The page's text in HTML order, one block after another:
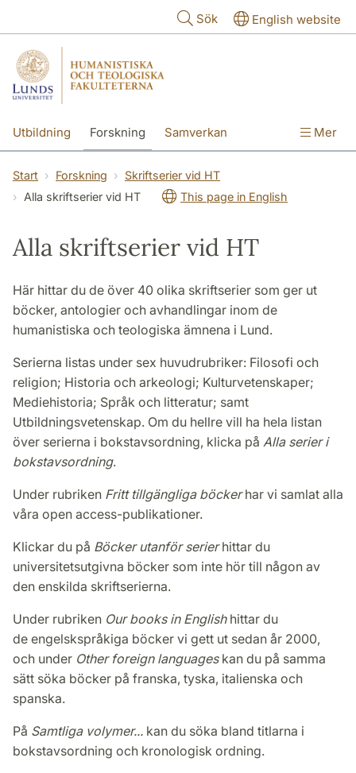
Sök English website
Utbildning Forskning Samverkan Mer
Start Forskning
Skriftserier vid HT
Alla skriftserier vid HT
This page in English
Alla skriftserier vid HT
Här hittar du de över 40 olika skriftserier som ger ut
böcker, antologier och avhandlingar inom de
humanistiska och teologiska ämnena i Lund.
Serierna listas under sex huvudrubriker: Filosofi och
religion; Historia och arkeologi; Kulturvetenskaper;
Mediehistoria; Språk och litteratur; samt
Utbildningsvetenskap. Om du hellre vill ha hela listan
över serierna i bokstavsordning, klicka på Alla serier i
bokstavsordning.
Under rubriken Fritt tillgängliga böckerhar vi samlat alla
våra open access-publikationer.
Klickar du på Böcker utanför serierhittar du
universitetsutgivna böcker som inte hör till någon av
den enskilda skriftserierna.
Under rubriken Our books in Englishhittar du
de engelskspråkiga böcker vi gett ut sedan år 2000,
och under Other foreign languageskan du på samma
sätt söka böcker på franska, tyska, italienska och
spanska.
På Samtliga volymer... kan du söka bland titlarna i
bokstavsordning och kronologisk ordning.